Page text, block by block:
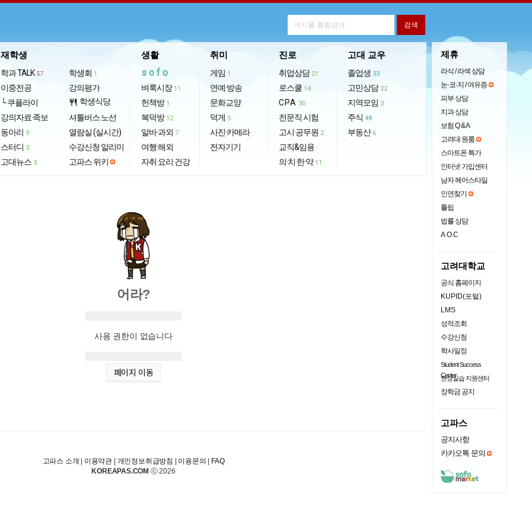
재학생
학과 TALK 57
이중전공
└ 쿠플라이
강의자료·족보
동아리 9
스터디 3
고대뉴스 3
학생회 1
강의평가
restaurant 학생식당
셔틀버스 노선
열람실 (실시간)
수강신청 알리미
고파스 위키
생활
sofo
벼룩시장 11
헌책방 1
복덕방 12
알바·과외 7
여행·해외
자취·요리·건강
취미
게임 1
연예·방송
문화교양
덕게 5
사진·카메라
전자기기
진로
취업상담 21
로스쿨 14
CPA 30
전문직 시험
고시·공무원 2
교직&임용
의·치·한·약 11
고대 교우
졸업생 33
고민상담 22
지역모임 3
주식 48
부동산 6
어라?
사용 권한이 없습니다
페이지 이동
제휴
라식 / 라섹 상담
눈·코·지 / 여유증
피부 상담
치과 상담
보험 Q & A
고려대 원룸
스마트폰 특가
인터넷 가입센터
남자 헤어스타일
인연찾기
튤립
법률 상담
AOC
고려대학교
공식 홈페이지
KUPID(포털)
LMS
성적조회
수강신청
학사일정
Student Success
Center
현장실습 지원센터
장학금 공지
고파스
공지사항
카카오톡 문의
고파스 소개 이용약관 개인정보취급방침 이용문의
FAQ
KOREAPAS.COM ⓒ 2026